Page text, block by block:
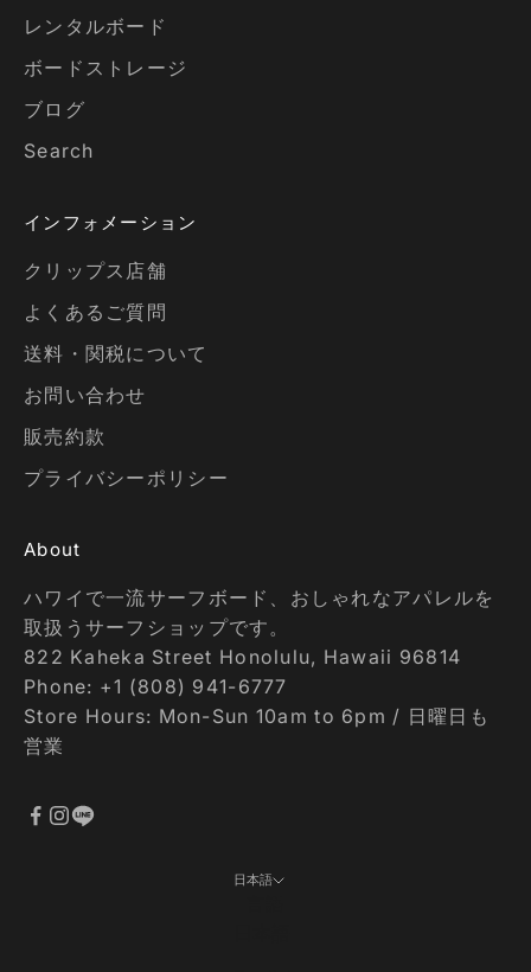
レンタルボード
ボードストレージ
ブログ
Search
インフォメーション
クリップス店舗
よくあるご質問
送料・関税について
お問い合わせ
販売約款
プライバシーポリシー
About
ハワイで一流サーフボード、おしゃれなアパレルを
取扱うサーフショップです。
822 Kaheka Street Honolulu, Hawaii 96814
Phone: +1 (808) 941-6777
Store Hours: Mon-Sun 10am to 6pm / 日曜日も
営業
日本語